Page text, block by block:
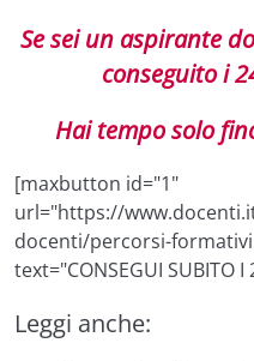
Se sei un aspirante
conseguito i
Hai tempo solo
[maxbutton id="1"
url="https://
docenti/percorsi-
text="CONSEGUI SUBITO I
Leggi anche: